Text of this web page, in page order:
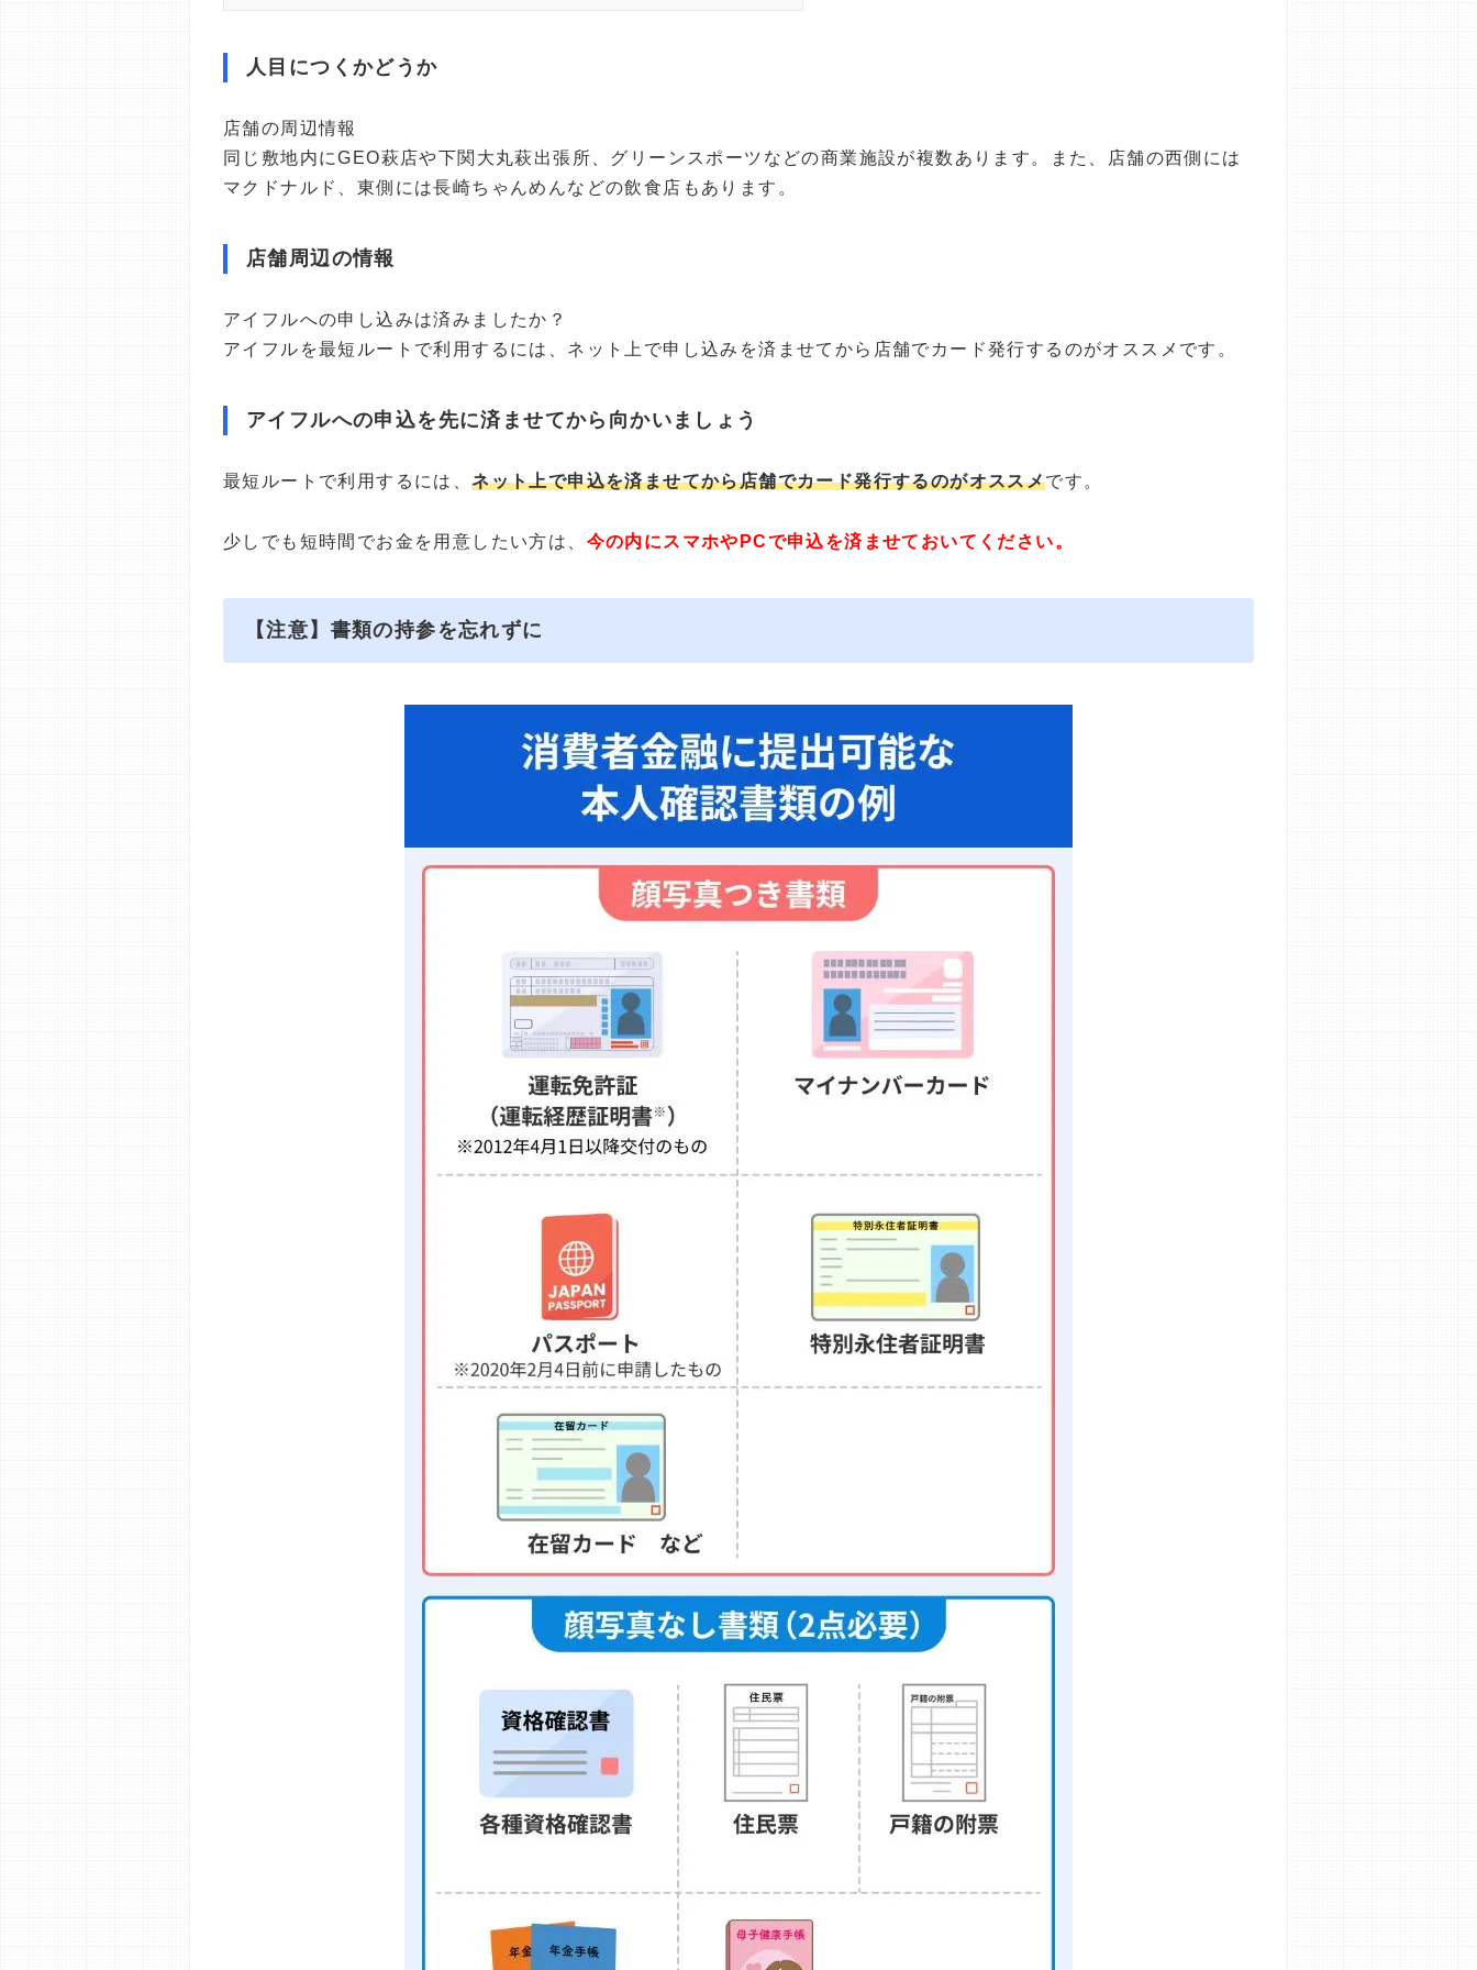
人目につくかどうか
店舗の周辺情報
同じ敷地内にGEO萩店や下関大丸萩出張所、グリーンスポーツなどの商業施設が複数あります。また、店舗の西側には
マクドナルド、東側には長崎ちゃんめんなどの飲食店もあります。
店舗周辺の情報
アイフルへの申し込みは済みましたか？
アイフルを最短ルートで利用するには、ネット上で申し込みを済ませてから店舗でカード発行するのがオススメです。
アイフルへの申込を先に済ませてから向かいましょう
最短ルートで利用するには、ネット上で申込を済ませてから店舗でカード発行するのがオススメです。
少しでも短時間でお金を用意したい方は、 今の内にスマホやPCで申込を済ませておいてください。
【注意】書類の持参を忘れずに